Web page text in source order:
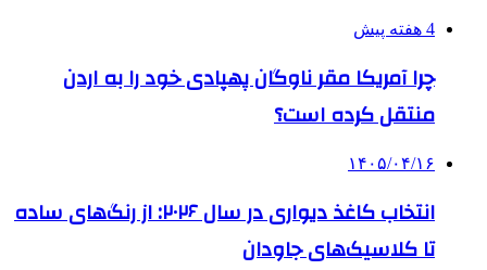
4 هفته پیش
چرا آمریکا مقر ناوگان پهپادی خود را به اردن
منتقل کرده است؟
۱۴۰۵/۰۴/۱۶
انتخاب کاغذ دیواری در سال ۲۰۲۶: از رنگ‌های ساده
تا کلاسیک‌های جاودان